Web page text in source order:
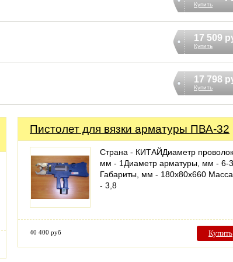
Купить
17 509
Купить
17 798
Купить
Пистолет для вязки арматуры ПВА-32
Страна - КИТАЙДиаметр
мм - 1Диаметр арматуры, мм - 6-
Габариты, мм - 180х80х660
- 3,8
40 400 руб Купить